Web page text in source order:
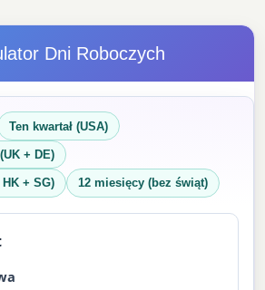
Dni Roboczych
Ten kwartał (USA)
+ DE)
+ SG) 12 miesięcy (bez świąt)